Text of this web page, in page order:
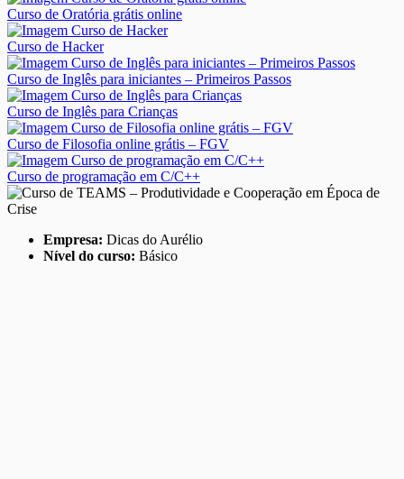
Curso de Oratória grátis online
Curso de Hacker
Curso de Inglês para iniciantes – Primeiros Passos
Curso de Inglês para Crianças
Curso de Filosofia online grátis – FGV
Curso de programação em C/C++
Empresa: Dicas do Aurélio
Nível do curso: Básico